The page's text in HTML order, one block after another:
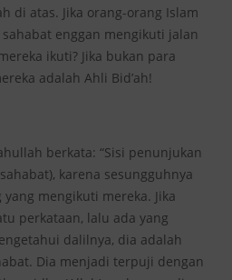
di atas. Jika orang-orang Islam
enggan mengikuti jalan
ikuti? Jika bukan para
adalah Ahli Bid’ah!
berkata: “Sisi penunjukan
karena sesungguhnya
mengikuti mereka. Jika
perkataan, lalu ada yang
dalilnya, dia adalah
Dia menjadi terpuji dengan